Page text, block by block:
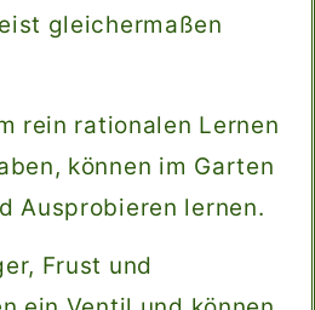
gleichermaßen
rein rationalen Lernen
können im Garten
Ausprobieren lernen.
Frust und